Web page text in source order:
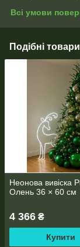
Всі умови
Подібні
Неонова вивіска
Олень 36 × 60 см
4 366 ₴
Купити